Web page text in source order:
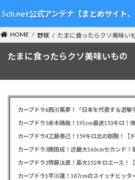
ン
テ
ン
ツ
ビ
ゲ
ー
シ
5ch.net公式アンテナ【まとめサイト、
HOME 野球 たまに食ったらクソ美味い
たまに食ったらクソ美味いもの
カープドラ4工藤泰己！159キロ北の剛腕！【
カープドラ2齊藤汰直！亜大152キロエース！